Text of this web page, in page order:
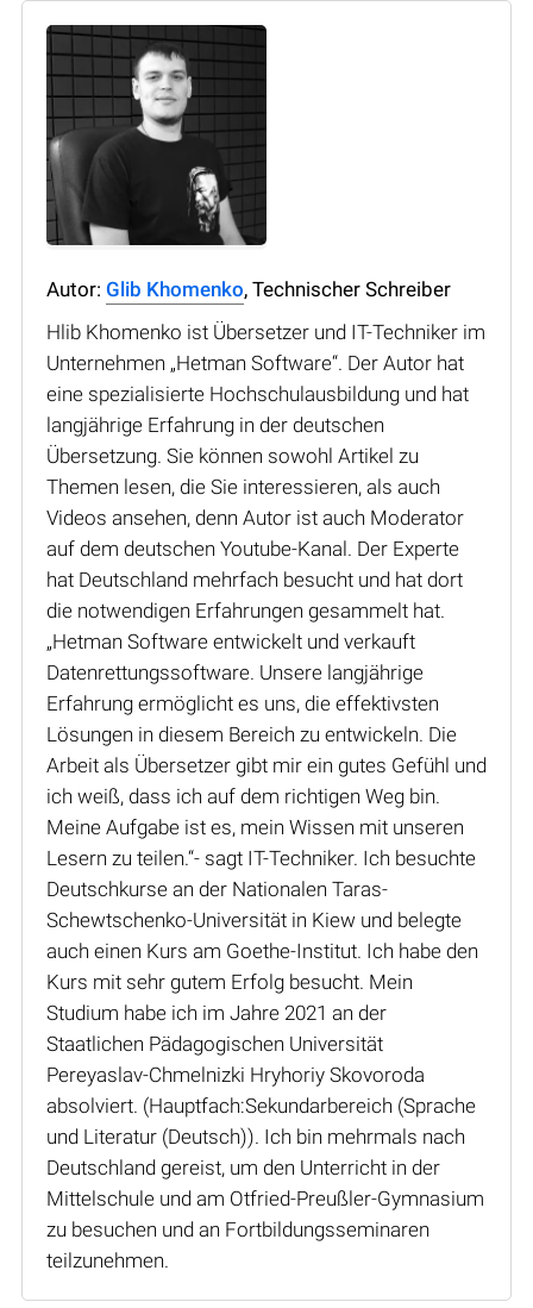
Autor: Glib Khomenko, Technischer Schreiber
Hlib Khomenko ist Übersetzer und IT-Techniker im
Unternehmen „Hetman Software“. Der Autor hat
eine spezialisierte Hochschulausbildung und hat
langjährige Erfahrung in der deutschen
Übersetzung. Sie können sowohl Artikel zu
Themen lesen, die Sie interessieren, als auch
Videos ansehen, denn Autor ist auch Moderator
auf dem deutschen Youtube-Kanal. Der Experte
hat Deutschland mehrfach besucht und hat dort
die notwendigen Erfahrungen gesammelt hat.
„Hetman Software entwickelt und verkauft
Datenrettungssoftware. Unsere langjährige
Erfahrung ermöglicht es uns, die effektivsten
Lösungen in diesem Bereich zu entwickeln. Die
Arbeit als Übersetzer gibt mir ein gutes Gefühl und
ich weiß, dass ich auf dem richtigen Weg bin.
Meine Aufgabe ist es, mein Wissen mit unseren
Lesern zu teilen.“- sagt IT-Techniker. Ich besuchte
Deutschkurse an der Nationalen Taras-
Schewtschenko-Universität in Kiew und belegte
auch einen Kurs am Goethe-Institut. Ich habe den
Kurs mit sehr gutem Erfolg besucht. Mein
Studium habe ich im Jahre 2021 an der
Staatlichen Pädagogischen Universität
Pereyaslav-Chmelnizki Hryhoriy Skovoroda
absolviert. (Hauptfach:Sekundarbereich (Sprache
und Literatur (Deutsch)). Ich bin mehrmals nach
Deutschland gereist, um den Unterricht in der
Mittelschule und am Otfried-Preußler-Gymnasium
zu besuchen und an Fortbildungsseminaren
teilzunehmen.